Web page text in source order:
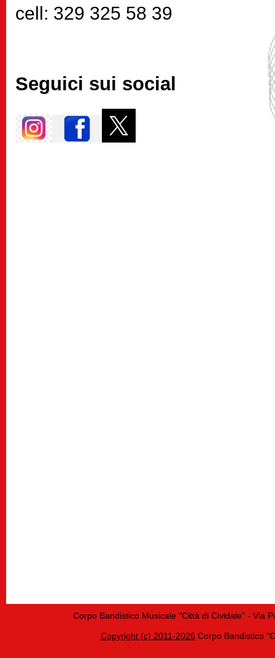
cell: 329 325 58 39
Seguici sui social
Corpo Bandistico Musicale "Città di Cividale" - Via
Copyright (c) 2011-2026 Corpo Bandistico